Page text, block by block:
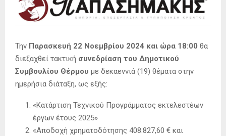
Την Παρασκευή 22 Νοεμβρίου 2024 και ώρα 18:00 θα
διεξαχθεί τακτική συνεδρίαση του Δημοτικού
Συμβουλίου Θέρμου με δεκαεννιά (19) θέματα στην
ημερήσια διάταξη, ως εξής:
«Κατάρτιση Τεχνικού Προγράμματος εκτελεστέων
έργων έτους 2025»
«Αποδοχή χρηματοδότησης 408.827,60 € και